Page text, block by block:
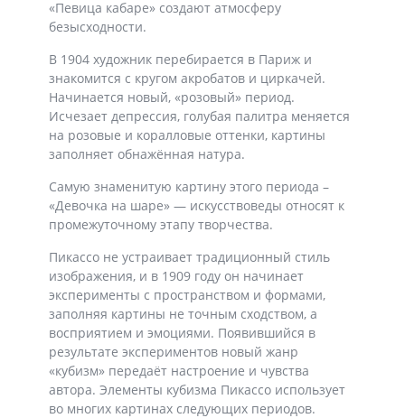
«Певица кабаре» создают атмосферу
безысходности.
В 1904 художник перебирается в Париж и
знакомится с кругом акробатов и циркачей.
Начинается новый, «розовый» период.
Исчезает депрессия, голубая палитра меняется
на розовые и коралловые оттенки, картины
заполняет обнажённая натура.
Самую знаменитую картину этого периода –
«Девочка на шаре» — искусствоведы относят к
промежуточному этапу творчества.
Пикассо не устраивает традиционный стиль
изображения, и в 1909 году он начинает
эксперименты с пространством и формами,
заполняя картины не точным сходством, а
восприятием и эмоциями. Появившийся в
результате экспериментов новый жанр
«кубизм» передаёт настроение и чувства
автора. Элементы кубизма Пикассо использует
во многих картинах следующих периодов.